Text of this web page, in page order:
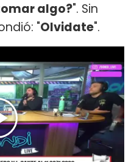
algo?". Sin
"Olvidate".